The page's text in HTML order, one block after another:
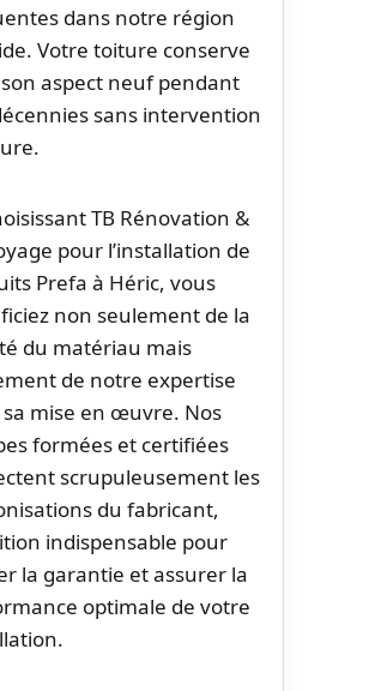
dans notre région
Votre toiture conserve
aspect neuf pendant
sans intervention
TB Rénovation &
pour l’installation de
Prefa à Héric, vous
non seulement de la
du matériau mais
de notre expertise
sa mise en œuvre. Nos
formées et certifiées
scrupuleusement les
du fabricant,
indispensable pour
la garantie et assurer la
optimale de votre